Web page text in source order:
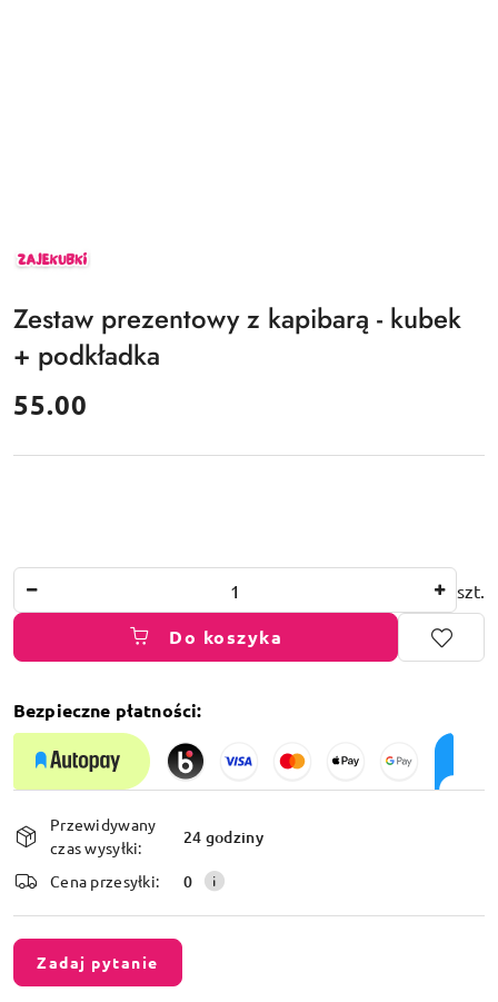
ZAJEKUBKI
Zestaw prezentowy z kapibarą - kubek
+ podkładka
cena:
55.00
szt.
Do koszyka
Bezpieczne płatności:
i
dostawa
Przewidywany
czas wysyłki:
24 godziny
Cena przesyłki: 0
Zadaj pytanie